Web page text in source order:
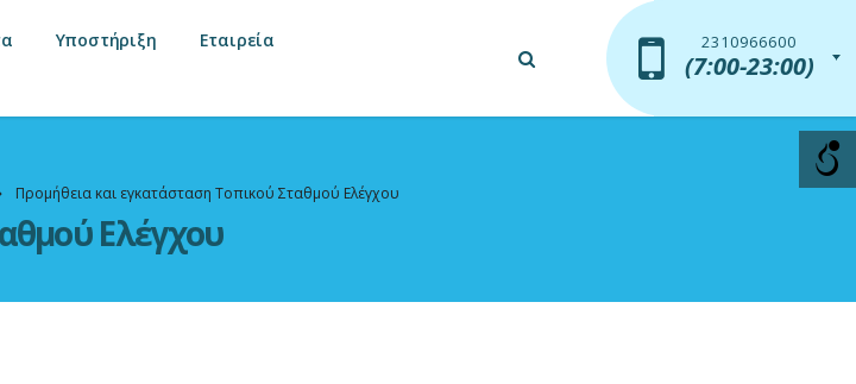
Υποστήριξη
Εταιρεία
2310966600
(7:00-23:00)
2310966600
(7:00-23:00)
Προμήθεια και εγκατάσταση Τοπικού Σταθμού Ελέγχου
Ελέγχου